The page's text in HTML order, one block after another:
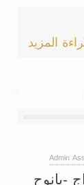
المزيد
Admin
-يانوح